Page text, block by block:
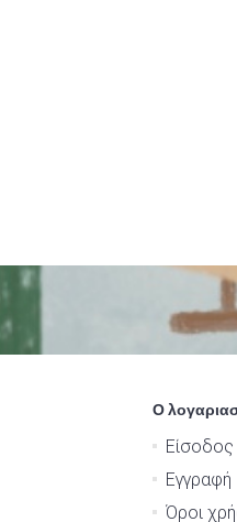
Ο
Εγγραφή
Όροι